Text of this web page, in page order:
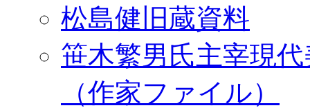
松島健旧蔵資料
笹木繁男氏主宰現
（作家ファイル）